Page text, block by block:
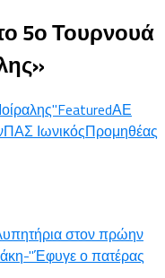
5ο Τουρνουά
FeaturedΑΕ
ΠΑΣ ΙωνικόςΠρομηθέας